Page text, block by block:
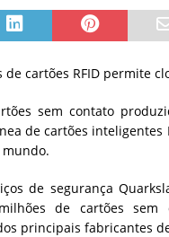
[ 06/08/2026 ]
Sem guardrails, a
cartões RFID permite
sem contato
de cartões
de segurança
de cartões sem
principais fabricantes